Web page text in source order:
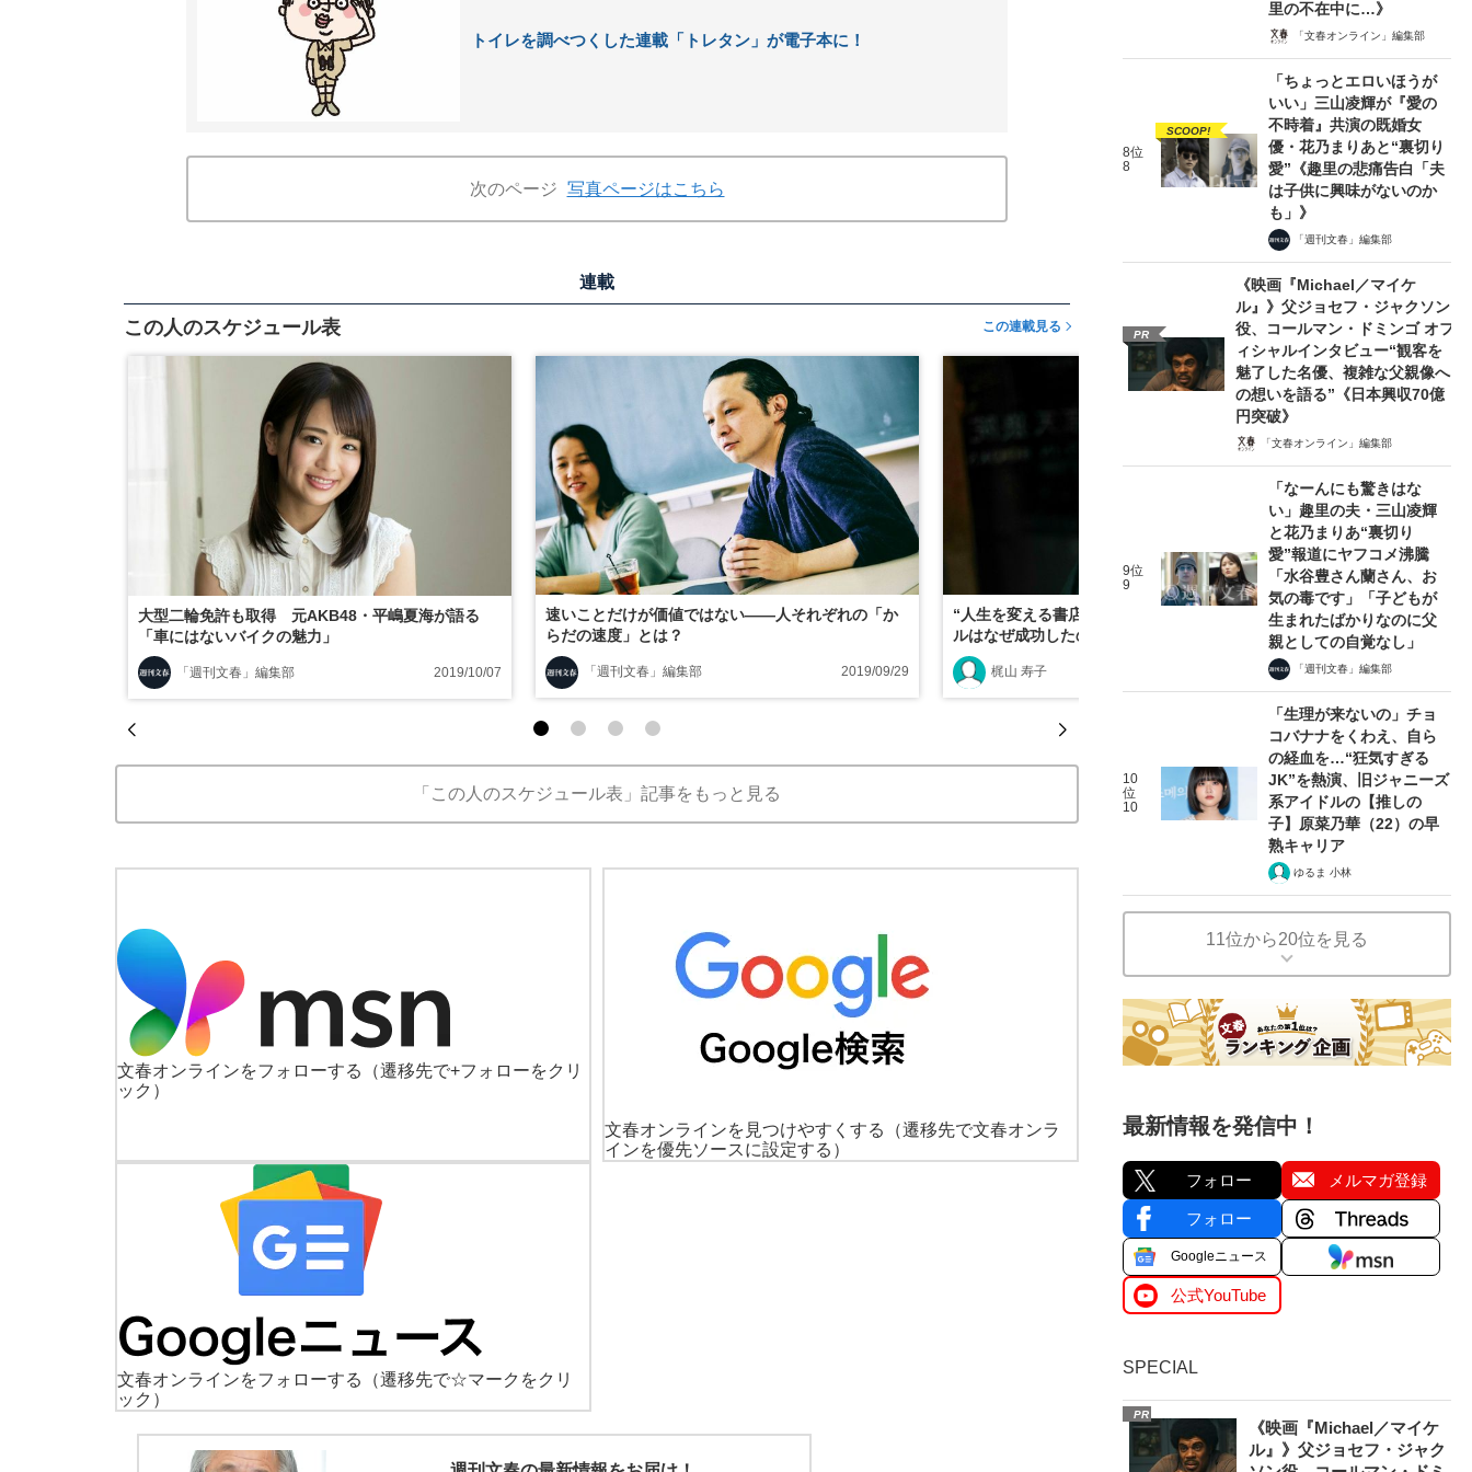
トイレを調べつくした連載「トレタン」が電子本に！
次のページ 写真ページはこちら
連載
この人のスケジュール表 この連載見る
大型二輪免許も取得 元AKB48・平嶋夏海が語る
「車にはないバイクの魅力」
「週刊文春」編集部 2019/10/07
速いことだけが価値ではない――人それぞれの「か
らだの速度」とは？
「週刊文春」編集部 2019/09/29
“人生を変える書店”「天狼院書店」のビジネスモデ
ルはなぜ成功したのか
梶山 寿子 2019/09/24
「この人のスケジュール表」記事をもっと見る
文春オンラインをフォローする
（遷移先で+フォローをクリ
ック）
文春オンラインを見つけやすくする
（遷移先で文春オンラ
インを優先ソースに設定する）
文春オンラインをフォローする
（遷移先で☆マークをクリ
ック）
里の不在中に…》
「文春オンライン」編集部
8位
8
SCOOP!
「ちょっとエロいほうが
いい」三山凌輝が『愛の
不時着』共演の既婚女
優・花乃まりあと“裏切り
愛”《趣里の悲痛告白「夫
は子供に興味がないのか
も」》
「週刊文春」編集部
PR
《映画『Michael／マイケ
ル』》父ジョセフ・ジャクソン
役、コールマン・ドミンゴ オフ
ィシャルインタビュー“観客を
魅了した名優、複雑な父親像へ
の想いを語る”《日本興収70億
円突破》
「文春オンライン」編集部
9位
9
「なーんにも驚きはな
い」趣里の夫・三山凌輝
と花乃まりあ“裏切り
愛”報道にヤフコメ沸騰
「水谷豊さん蘭さん、お
気の毒です」「子どもが
生まれたばかりなのに父
親としての自覚なし」
「週刊文春」編集部
10
位
10
「生理が来ないの」チョ
コバナナをくわえ、自ら
の経血を…“狂気すぎる
JK”を熱演、旧ジャニーズ
系アイドルの【推しの
子】原菜乃華（22）の早
熟キャリア
ゆるま 小林
11位から20位を見る
最新情報を発信中！
フォロー メルマガ登録
フォロー
Googleニュース
公式YouTube
SPECIAL
PR
《映画『Michael／マイケ
ル』》父ジョセフ・ジャク